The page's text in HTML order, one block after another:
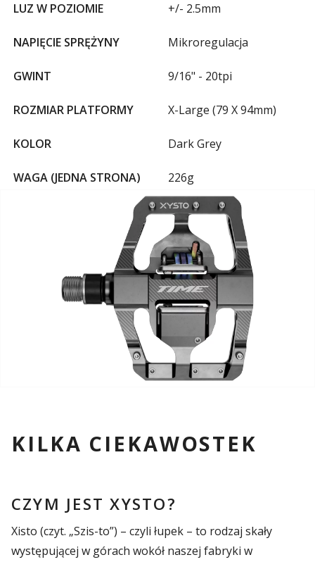
LUZ W POZIOMIE +/- 2.5mm
NAPIĘCIE SPRĘŻYNY Mikroregulacja
GWINT 9/16" - 20tpi
ROZMIAR PLATFORMY X-Large (79 X 94mm)
KOLOR Dark Grey
WAGA (JEDNA STRONA) 226g
KILKA CIEKAWOSTEK
CZYM JEST XYSTO?
Xisto (czyt. „Szis-to”) – czyli łupek – to rodzaj skały
występującej w górach wokół naszej fabryki w